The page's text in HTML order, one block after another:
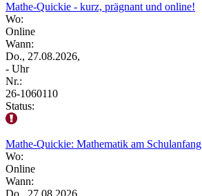
Mathe-Quickie - kurz, prägnant und online!
Wo:
Online
Wann:
Do., 27.08.2026,
- Uhr
Nr.:
26-1060110
Status:
Mathe-Quickie: Mathematik am Schulanfang
Wo:
Online
Wann: